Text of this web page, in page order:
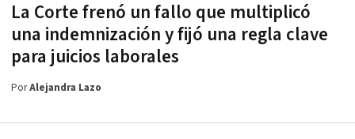
La Corte frenó un fallo que multiplicó
una indemnización y fijó una regla clave
para juicios laborales
PorAlejandra Lazo